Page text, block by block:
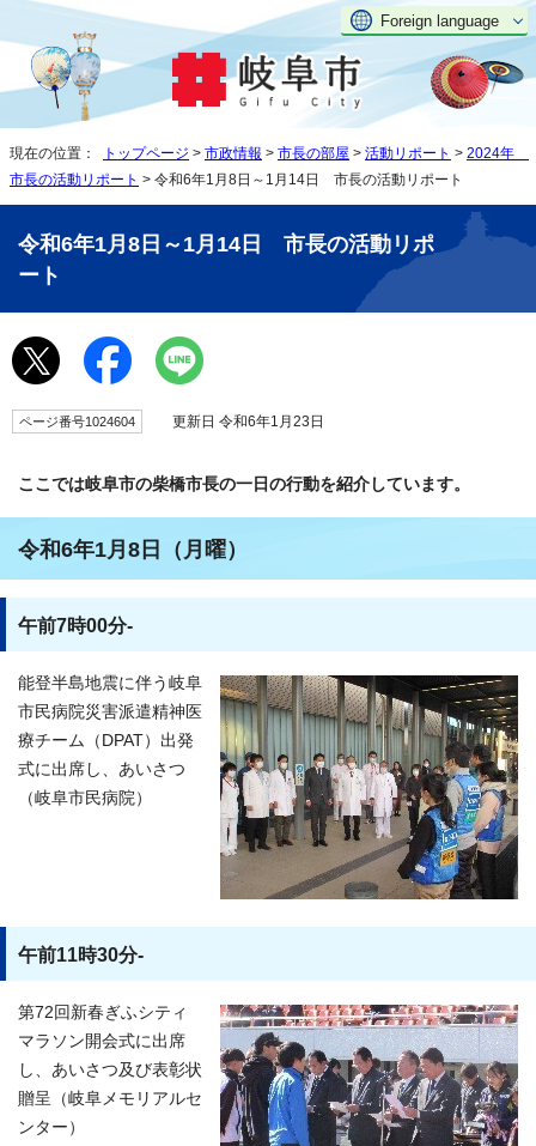
Foreign language
現在の位置： トップページ > 市政情報 > 市長の部屋 > 活動リポート > 2024年
市長の活動リポート > 令和6年1月8日～1月14日 市長の活動リポート
令和6年1月8日～1月14日 市長の活動リポ
ート
ページ番号1024604 更新日 令和6年1月23日
ここでは岐阜市の柴橋市長の一日の行動を紹介しています。
令和6年1月8日（月曜）
午前7時00分-
能登半島地震に伴う岐阜
市民病院災害派遣精神医
療チーム（DPAT）出発
式に出席し、あいさつ
（岐阜市民病院）
午前11時30分-
第72回新春ぎふシティ
マラソン開会式に出席
し、あいさつ及び表彰状
贈呈（岐阜メモリアルセ
ンター）